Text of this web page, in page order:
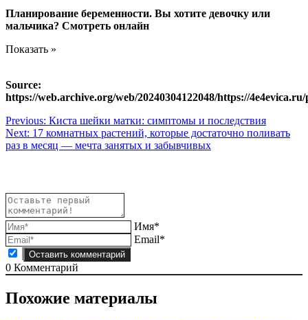
Планирование беременности. Вы хотите девочку или
мальчика? Смотреть онлайн
Показать »
Source:
https://web.archive.org/web/20240304122048/https://4e4evica.ru/
Навигация
по
Previous: Киста шейки матки: симптомы и последствия
Next: 17 комнатных растений, которые достаточно поливать
раз в месяц — мечта занятых и забывчивых
Имя*
Email*
0 Комментарий
Похожие материалы